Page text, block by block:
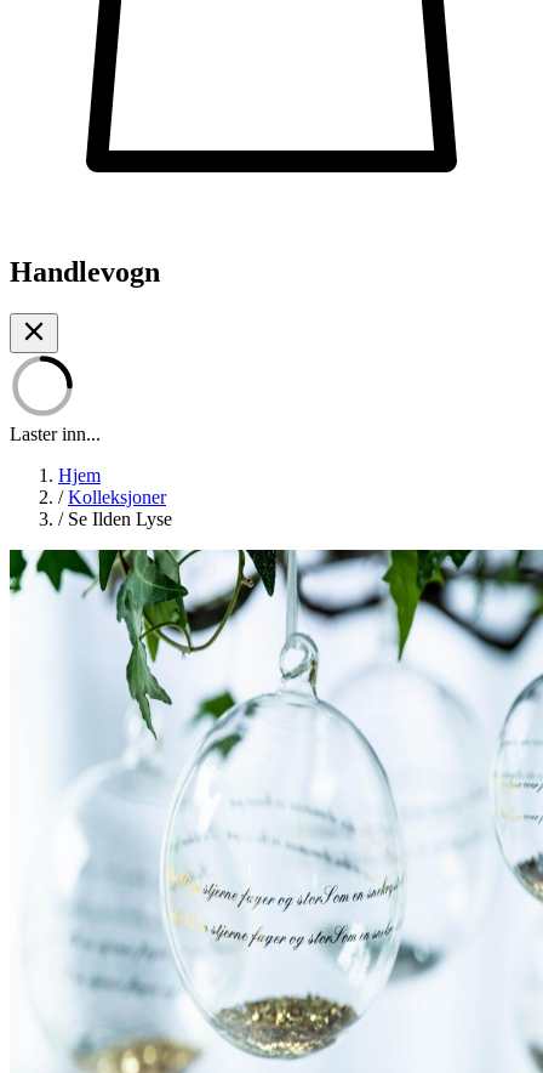
Handlevogn
Laster inn...
Hjem
/ Kolleksjoner
/ Se Ilden Lyse